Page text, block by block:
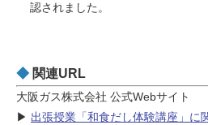
認されました。
◆ 関連URL
大阪ガス株式会社 公式Webサイト
▶︎ 出張授業「和食だし体験講座」に